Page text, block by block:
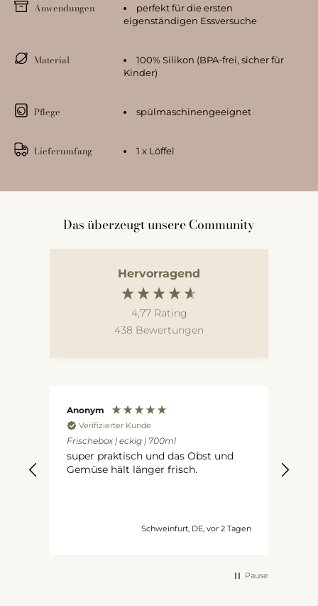
Anwendungen
perfekt für die ersten
eigenständigen Essversuche
Material
100% Silikon (BPA-frei, sicher für
Kinder)
Pflege spülmaschinengeeignet
Lieferumfang 1 x Löffel
Das überzeugt unsere Community
Hervorragend
4,77 Rating
438 Bewertungen
Anonym
Verifizierter Kunde
Frischebox | eckig | 700ml
super praktisch und das Obst und
Gemüse hält länger frisch.
Schweinfurt, DE, vor 2 Tagen
Pause